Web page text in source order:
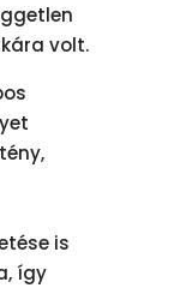
volt.
is
így